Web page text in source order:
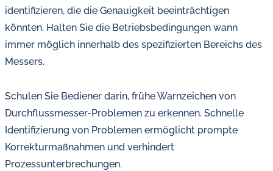
identifizieren, die die Genauigkeit beeinträchtigen
könnten. Halten Sie die Betriebsbedingungen wann
immer möglich innerhalb des spezifizierten Bereichs des
Messers.
Schulen Sie Bediener darin, frühe Warnzeichen von
Durchflussmesser-Problemen zu erkennen. Schnelle
Identifizierung von Problemen ermöglicht prompte
Korrekturmaßnahmen und verhindert
Prozessunterbrechungen.